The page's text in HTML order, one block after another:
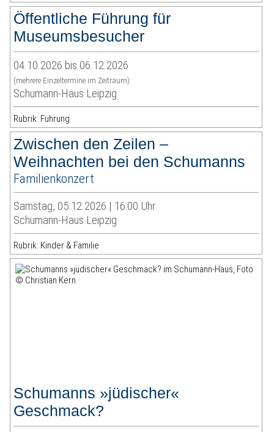
Öffentliche Führung für
Museumsbesucher
04.10.2026 bis 06.12.2026
(mehrere Einzeltermine im Zeitraum)
Schumann-Haus Leipzig
Rubrik: Führung
Zwischen den Zeilen –
Weihnachten bei den Schumanns
Familienkonzert
Samstag, 05.12.2026 | 16:00 Uhr
Schumann-Haus Leipzig
Rubrik: Kinder & Familie
Schumanns »jüdischer«
Geschmack?